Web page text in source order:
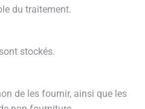
du traitement.
stockés.
de les fournir, ainsi que les